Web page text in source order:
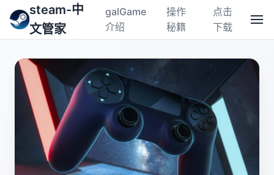
steam-中
文管家
galGame
介绍
操作
秘籍
点击
下载